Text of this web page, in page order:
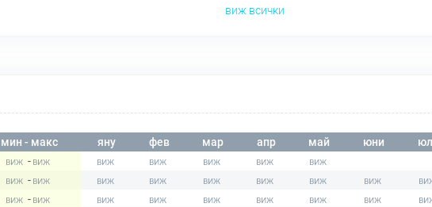
виж всички
мин - макс яну фев мар апр май юни
-
-
-